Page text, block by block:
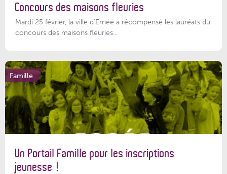
Concours des maisons fleuries
Mardi 25 février, la ville d'Ernée a récompensé les lauréats du
concours des maisons fleuries...
Famille
Un Portail Famille pour les inscriptions
jeunesse !